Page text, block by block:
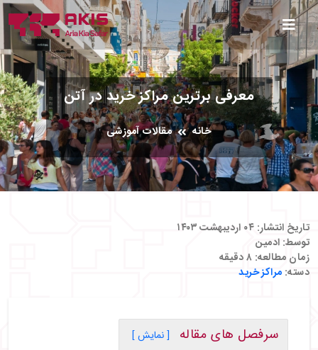
معرفی برترین مراکز خرید در آتن
خانه مقالات آموزشی
تاریخ انتشار: ۰۴ اردیبهشت ۱۴۰۳
توسط: ادمین
زمان مطالعه: ۸دقیقه
دسته: مراکز خرید
سرفصل های مقاله
[ نمایش ]